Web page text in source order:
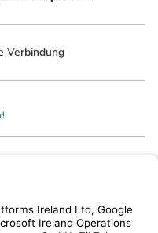
Verbindung